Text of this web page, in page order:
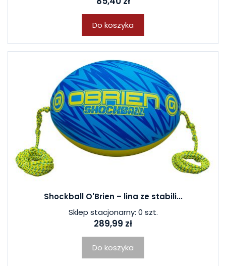
Do koszyka
Shockball O'Brien – lina ze stabili...
Sklep stacjonarny: 0 szt.
289,99 zł
Do koszyka